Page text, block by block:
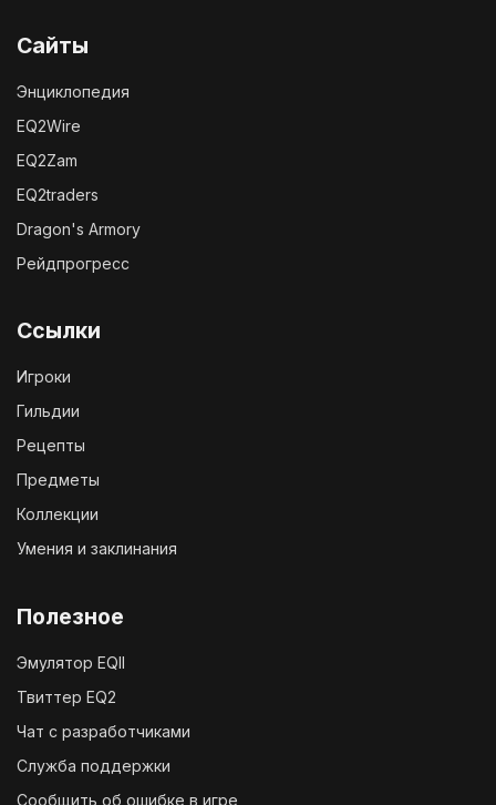
Сайты
Энциклопедия
EQ2Wire
EQ2Zam
EQ2traders
Dragon's Armory
Рейдпрогресс
Ссылки
Игроки
Гильдии
Рецепты
Предметы
Коллекции
Умения и заклинания
Полезное
Эмулятор EQII
Твиттер EQ2
Чат с разработчиками
Служба поддержки
Сообщить об ошибке в игре